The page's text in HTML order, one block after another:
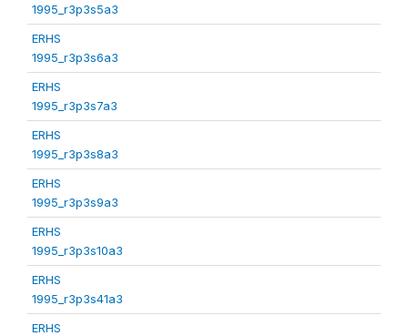
1995_r3p3s5a3
ERHS
1995_r3p3s6a3
ERHS
1995_r3p3s7a3
ERHS
1995_r3p3s8a3
ERHS
1995_r3p3s9a3
ERHS
1995_r3p3s10a3
ERHS
1995_r3p3s41a3
ERHS